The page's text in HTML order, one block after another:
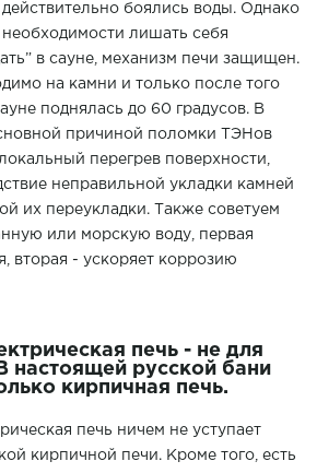
действительно боялись воды. Однако
лишать себя
в сауне, механизм печи защищен.
на камни и только после того
поднялась до 60 градусов. В
причиной поломки ТЭНов
перегрев поверхности,
неправильной укладки камней
их переукладки. Также советуем
или морскую воду, первая
вторая - ускоряет коррозию
печь - не для
настоящей русской бани
кирпичная печь.
печь ничем не уступает
кирпичной печи. Кроме того, есть